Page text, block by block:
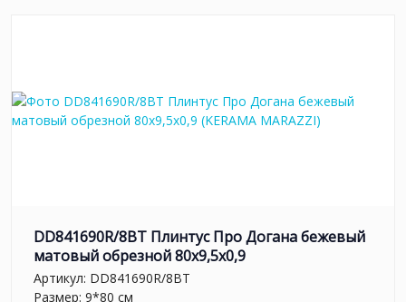
DD841690R/8BT Плинтус Про Догана бежевый
матовый обрезной 80x9,5x0,9
Артикул: DD841690R/8BT
Размер: 9*80 см